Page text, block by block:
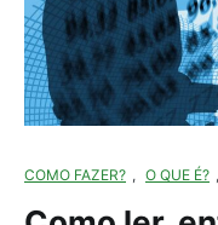
COMO FAZER? , O QUE É? ,